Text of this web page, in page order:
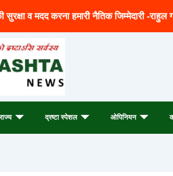
सुरक्षा व मदद करना हमारी नैतिक जिम्मेदारी -राहुल
राज्य द्रष्टा स्पेशल ओपिनियन